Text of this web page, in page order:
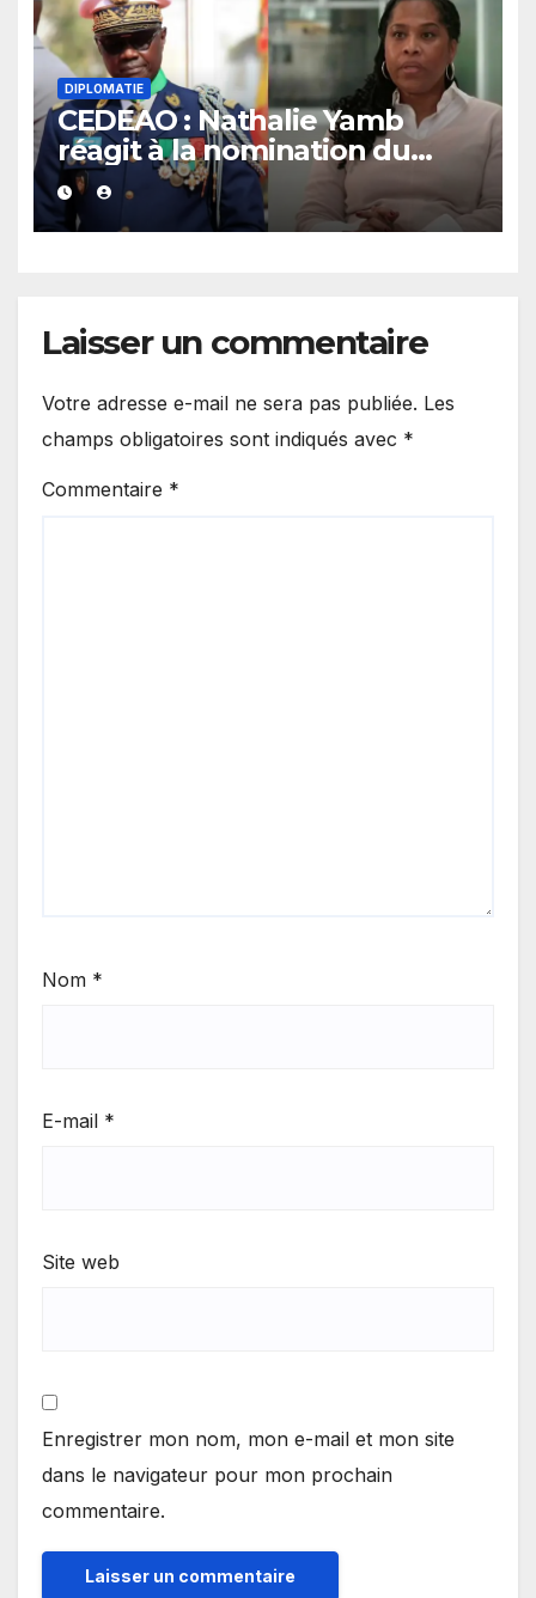
DIPLOMATIE
CEDEAO : Nathalie Yamb
réagit à la nomination du
général Birame Diop à la
présidence de la Commission
Laisser un commentaire
Votre adresse e-mail ne sera pas publiée. Les
champs obligatoires sont indiqués avec *
Commentaire *
Nom *
E-mail *
Site web
Enregistrer mon nom, mon e-mail et mon site
dans le navigateur pour mon prochain
commentaire.